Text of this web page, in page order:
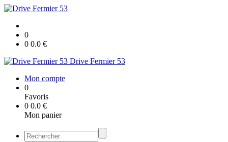
0
0 0.0 €
Drive Fermier 53
Mon compte
0
Favoris
0 0.0 €
Mon panier